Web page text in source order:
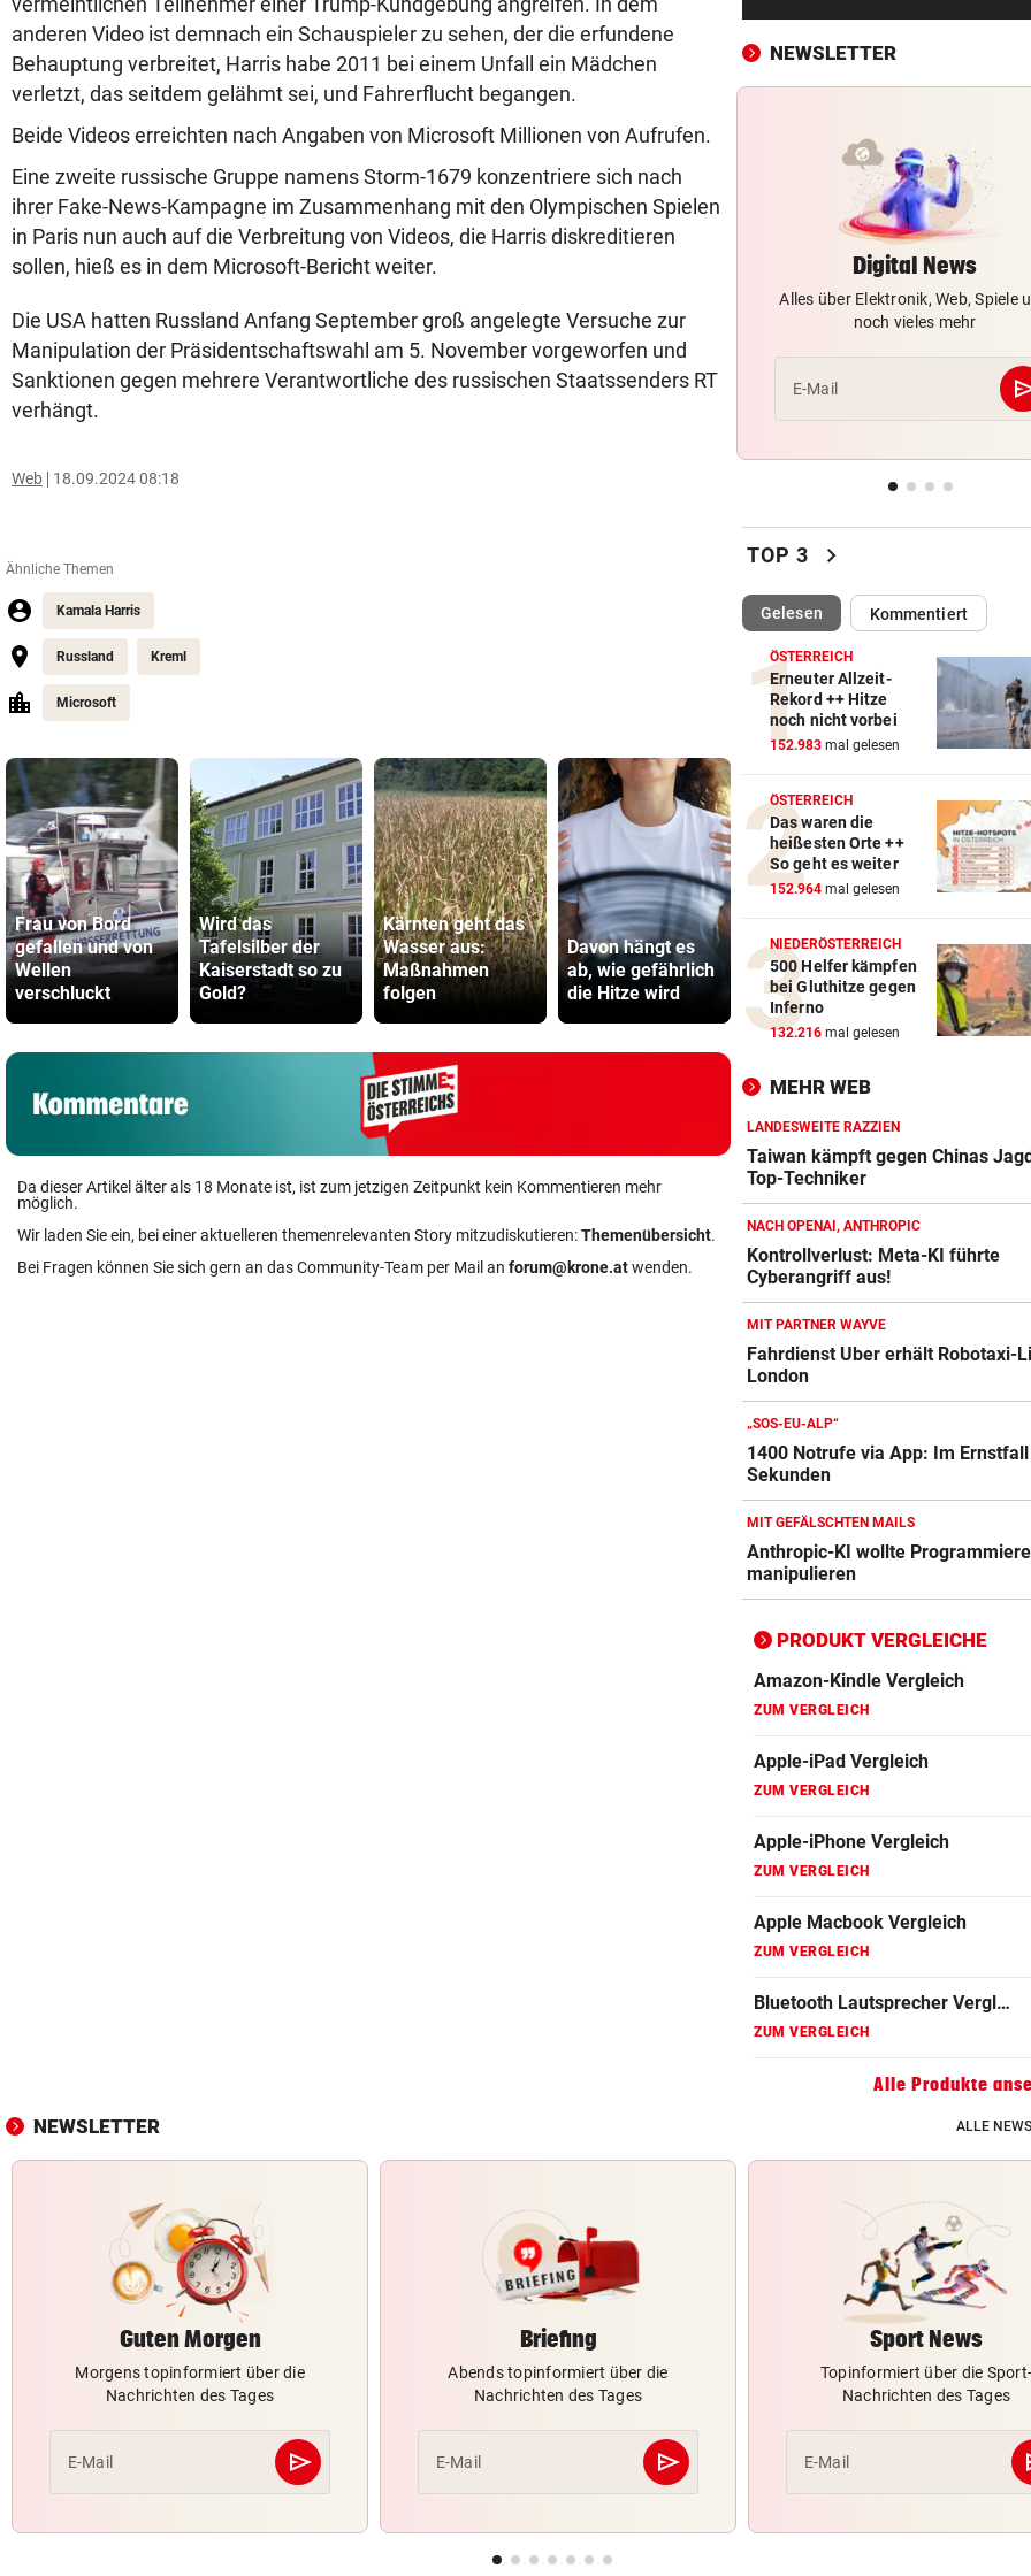
anderen Video ist demnach ein Schauspieler zu sehen, der die erfundene
Behauptung verbreitet, Harris habe 2011 bei einem Unfall ein Mädchen
verletzt, das seitdem gelähmt sei, und Fahrerflucht begangen.
Beide Videos erreichten nach Angaben von Microsoft Millionen von Aufrufen.
Eine zweite russische Gruppe namens Storm-1679 konzentriere sich nach
ihrer Fake-News-Kampagne im Zusammenhang mit den Olympischen Spielen
in Paris nun auch auf die Verbreitung von Videos, die Harris diskreditieren
sollen, hieß es in dem Microsoft-Bericht weiter.
Die USA hatten Russland Anfang September groß angelegte Versuche zur
Manipulation der Präsidentschaftswahl am 5. November vorgeworfen und
Sanktionen gegen mehrere Verantwortliche des russischen Staatssenders RT
verhängt.
Web 18.09.2024 08:18
Ähnliche Themen
Kamala Harris
Russland Kreml
Microsoft
Frau von Bord
gefallen und von
Wellen
verschluckt
Wird das
Tafelsilber der
Kaiserstadt so zu
Gold?
Kärnten geht das
Wasser aus:
Maßnahmen
folgen
Davon hängt es
ab, wie gefährlich
die Hitze wird
Jamie Olivers
älteste Tochter
Poppy wird
heiraten
„Sehen
15.
Ceuta vor
Ansturm
Da dieser Artikel älter als 18 Monate ist, ist zum jetzigen Zeitpunkt kein Kommentieren mehr
möglich.
Wir laden Sie ein, bei einer aktuelleren themenrelevanten Story mitzudiskutieren:Themenübersicht.
Bei Fragen können Sie sich gern an das Community-Team per Mail an forum@krone.atwenden.
Jamie Olivers älteste
Poppy wird heiraten
AUF DER NORDSCHLEIFE vor
Model S Plaid!
RÜCKSCHLAG BEI MASTERS
Überraschung! Zverev
die Koffer packen
SOCIAL-MEDIA-AUFRUFE vor
„Sehen uns am 15. August“:
vor neuem Ansturm
vor
Vinicius löscht alles
Linzer Tech-Firma hat
fast abgeschlossen
EINST VIZE-WELTMEISTER
Süße Bilder! Ehemaliges
im Baby-Glück
STRASSE VON HORMUZ vor
So stellt sich der Iran die
für Schiffe vor
LANDESWEITE RAZZIEN vor
Taiwan kämpft gegen
auf Top-Techniker
DRAMA AM BODENSEE
Frau von Bord gefallen und
Wellen verschluckt
ASIA-PLÄNE STOCKEN vor
um Kult-Wirtshaus?
FOLGE VON DONNERSTAG vor
Sesseltag: Gemeinsam
gemeinsam schwitzen
BERGTOUR IN AFRIKA vor
Leonies großer Gipfelsieg
Menschlichkeit
NEWSLETTER
Digital News
Alles über Elektronik, Web, Spiele
noch vieles mehr
E-Mail
TOP 3 chevron_right
Gelesen(ausgewählt)Kommentiert
ÖSTERREICH
Erneuter Allzeit-
Rekord ++ Hitze
noch nicht vorbei
152.983 mal gelesen
ÖSTERREICH
Das waren die
heißesten Orte ++
So geht es weiter
152.964 mal gelesen
NIEDERÖSTERREICH
500 Helfer kämpfen
bei Gluthitze gegen
Inferno
132.216 mal gelesen
MEHR WEB
LANDESWEITE RAZZIEN
Taiwan kämpft gegen Chinas
Top-Techniker
NACH OPENAI, ANTHROPIC
Kontrollverlust: Meta-KI führte
Cyberangriff aus!
MIT PARTNER WAYVE
Fahrdienst Uber erhält Robotaxi-
London
„SOS-EU-ALP“
1400 Notrufe via App: Im
Sekunden
MIT GEFÄLSCHTEN MAILS
Anthropic-KI wollte
manipulieren
PRODUKT VERGLEICHE
Amazon-Kindle Vergleich
Apple-iPad Vergleich
Apple-iPhone Vergleich
ZUM VERGLEICH
Apple Macbook Vergleich
ZUM VERGLEICH
Bluetooth Lautsprecher Vergleich
ZUM VERGLEICH
DSL Speedtest
ZUM VERGLEICH
Fernseher Vergleich
ZUM VERGLEICH
Fritz Repeater Vergleich
ZUM VERGLEICH
Gaming Laptop Vergleich
ZUM VERGLEICH
Grafikkarten Vergleich
ZUM VERGLEICH
Alle Produkte
NEWSLETTER ALLE
Guten Morgen
Morgens topinformiert über die
Nachrichten des Tages
E-Mail send
Abschicken
Briefing
Abends topinformiert über die
Nachrichten des Tages
E-Mail send
Abschicken
Sport News
Topinformiert über die
Nachrichten des Tages
E-Mail